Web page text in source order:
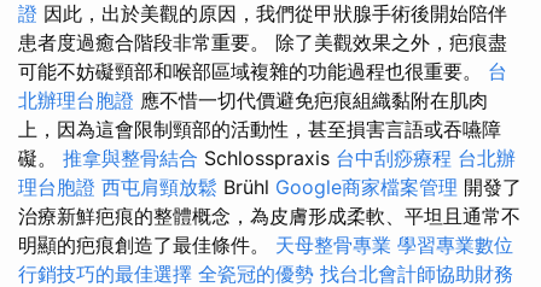
證 因此，出於美觀的原因，我們從甲狀腺手術後開始陪伴
患者度過癒合階段非常重要。 除了美觀效果之外，疤痕盡
可能不妨礙頸部和喉部區域複雜的功能過程也很重要。 台
北辦理台胞證 應不惜一切代價避免疤痕組織黏附在肌肉
上，因為這會限制頸部的活動性，甚至損害言語或吞嚥障
礙。 推拿與整骨結合 Schlosspraxis 台中刮痧療程 台北辦
理台胞證 西屯肩頸放鬆 Brühl Google商家檔案管理 開發了
治療新鮮疤痕的整體概念，為皮膚形成柔軟、平坦且通常不
明顯的疤痕創造了最佳條件。 天母整骨專業 學習專業數位
行銷技巧的最佳選擇 全瓷冠的優勢 找台北會計師協助財務